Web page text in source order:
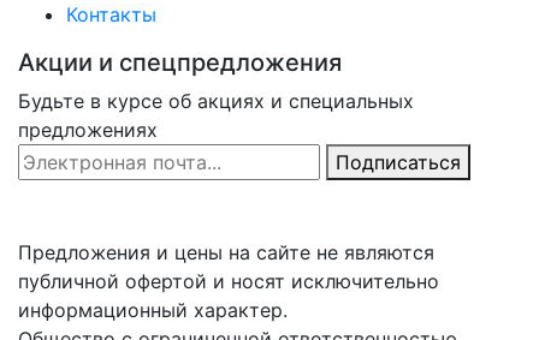
Контакты
Акции и спецпредложения
Будьте в курсе об акциях и специальных
предложениях
Email Address
Подписаться
Предложения и цены на сайте не являются
публичной офертой и носят исключительно
информационный характер.